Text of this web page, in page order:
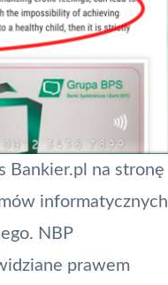
Bankier.pl na stronę
informatycznych
NBP
prawem